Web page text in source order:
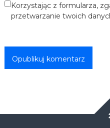
Korzystając z formularza,
przetwarzanie twoich